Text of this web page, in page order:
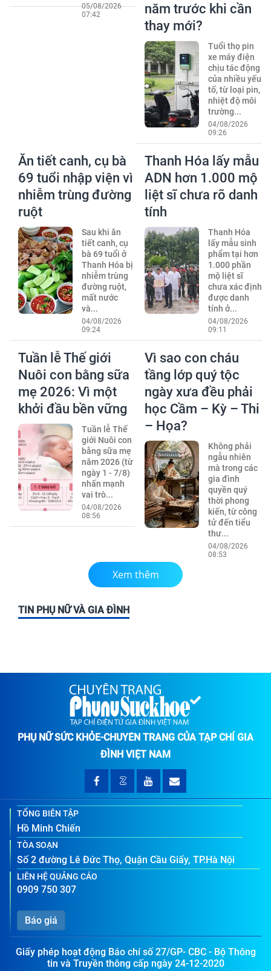
05/08/2026
07:42
năm trước khi cần
thay mới?
Tuổi thọ pin
xe máy điện
chịu tác động
của nhiều yếu
tố, từ loại pin,
nhiệt độ môi
trường...
04/08/2026
09:26
Ăn tiết canh, cụ bà
69 tuổi nhập viện vì
nhiễm trùng đường
ruột
Sau khi ăn
tiết canh, cụ
bà 69 tuổi ở
Thanh Hóa bị
nhiễm trùng
đường ruột,
mất nước
và...
04/08/2026
09:24
Thanh Hóa lấy mẫu
ADN hơn 1.000 mộ
liệt sĩ chưa rõ danh
tính
Thanh Hóa
lấy mẫu sinh
phẩm tại hơn
1.000 phần
mộ liệt sĩ
chưa xác định
được danh
tính ở...
04/08/2026
09:11
Tuần lễ Thế giới
Nuôi con bằng sữa
mẹ 2026: Vì một
khởi đầu bền vững
Tuần lễ Thế
giới Nuôi con
bằng sữa mẹ
năm 2026 (từ
ngày 1 - 7/8)
nhấn mạnh
vai trò...
04/08/2026
08:56
Vì sao con cháu
tầng lớp quý tộc
ngày xưa đều phải
học Cầm – Kỳ – Thi
– Họa?
Không phải
ngẫu nhiên
mà trong các
gia đình
quyền quý
thời phong
kiến, từ công
tử đến tiểu
thư...
04/08/2026
08:53
Xem thêm
TIN PHỤ NỮ VÀ GIA ĐÌNH
PHỤ NỮ SỨC KHỎE-CHUYÊN TRANG CỦA TẠP CHÍ GIA
ĐÌNH VIỆT NAM
TỔNG BIÊN TẬP
Hồ Minh Chiến
TÒA SOẠN
Số 2 đường Lê Đức Thọ, Quận Cầu Giấy, TP.Hà Nội
LIÊN HỆ QUẢNG CÁO
0909 750 307
Báo giá
Giấy phép hoạt động Báo chí số 27/GP- CBC - Bộ Thông
tin và Truyền thông cấp ngày 24-12-2020